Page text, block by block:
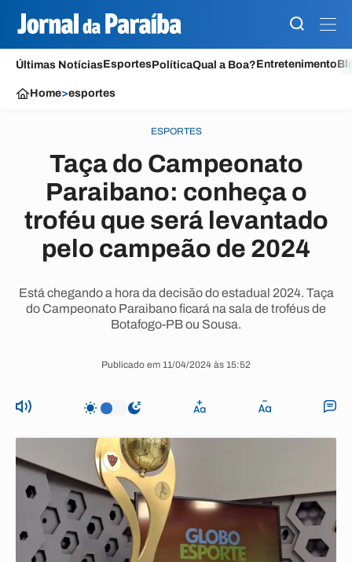
Últimas NotíciasEsportesPolíticaQual a Boa?Entretenimento
Home>esportes
ESPORTES
Taça do Campeonato
Paraibano: conheça o
troféu que será levantado
pelo campeão de 2024
Está chegando a hora da decisão do estadual 2024. Taça
do Campeonato Paraibano ficará na sala de troféus de
Botafogo-PB ou Sousa.
Publicado em 11/04/2024 às 15:52